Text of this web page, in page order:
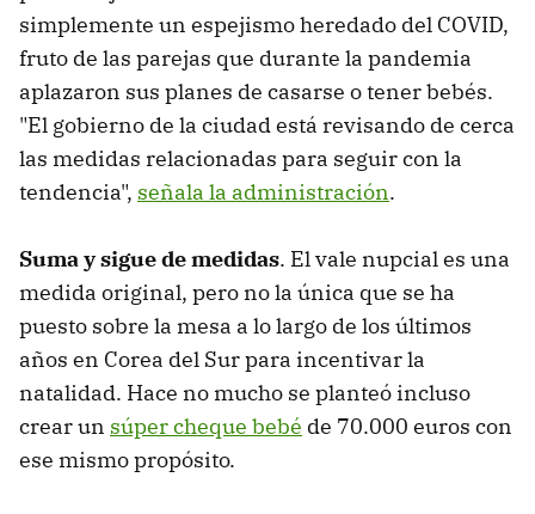
simplemente un espejismo heredado del COVID,
fruto de las parejas que durante la pandemia
aplazaron sus planes de casarse o tener bebés.
"El gobierno de la ciudad está revisando de cerca
las medidas relacionadas para seguir con la
tendencia", señala la administración.
Suma y sigue de medidas. El vale nupcial es una
medida original, pero no la única que se ha
puesto sobre la mesa a lo largo de los últimos
años en Corea del Sur para incentivar la
natalidad. Hace no mucho se planteó incluso
crear un súper cheque bebé de 70.000 euros con
ese mismo propósito.